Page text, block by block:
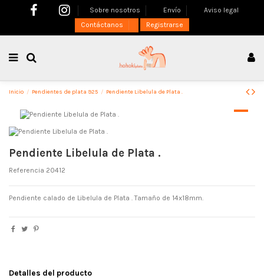
Sobre nosotros Envío
Aviso legal
Contáctanos
Registrarse
Inicio Pendientes de plata 925 Pendiente Libelula de Plata .
Pendiente Libelula de Plata .
Referencia 20412
Pendiente calado de Libelula de Plata . Tamaño de 14x18mm.
Detalles del producto